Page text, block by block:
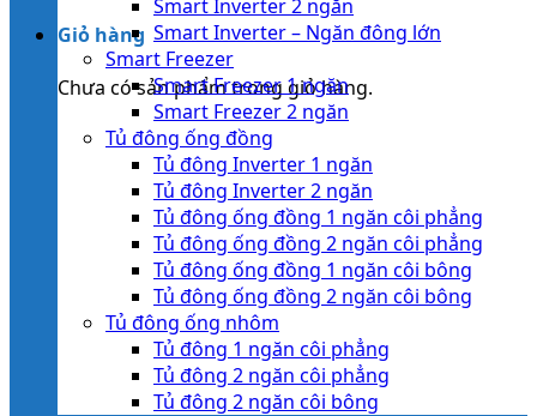
Giỏ hàng
Chưa có sản phẩm trong giỏ hàng.
Smart Inverter 2 ngăn
Smart Inverter – Ngăn đông lớn
Smart Freezer
Smart Freezer 1 ngăn
Smart Freezer 2 ngăn
Tủ đông ống đồng
Tủ đông Inverter 1 ngăn
Tủ đông Inverter 2 ngăn
Tủ đông ống đồng 1 ngăn côi phẳng
Tủ đông ống đồng 2 ngăn côi phẳng
Tủ đông ống đồng 1 ngăn côi bông
Tủ đông ống đồng 2 ngăn côi bông
Tủ đông ống nhôm
Tủ đông 1 ngăn côi phẳng
Tủ đông 2 ngăn côi phẳng
Tủ đông 2 ngăn côi bông